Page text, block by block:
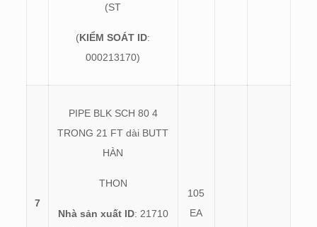
(ST
(KIỂM SOÁT ID:
000213170)
7
PIPE BLK SCH 80 4
TRONG 21 FT dài BUTT
HÀN
THON
Nhà sản xuất ID: 21710
105
EA